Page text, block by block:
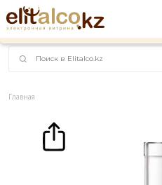
наименований!
instagram.com/rojo.kz
Рекомендуем
Пиво Guinness Draught 4,2%
Джин Gordon`s London Dry
Ром Captain Morgan White
Главная